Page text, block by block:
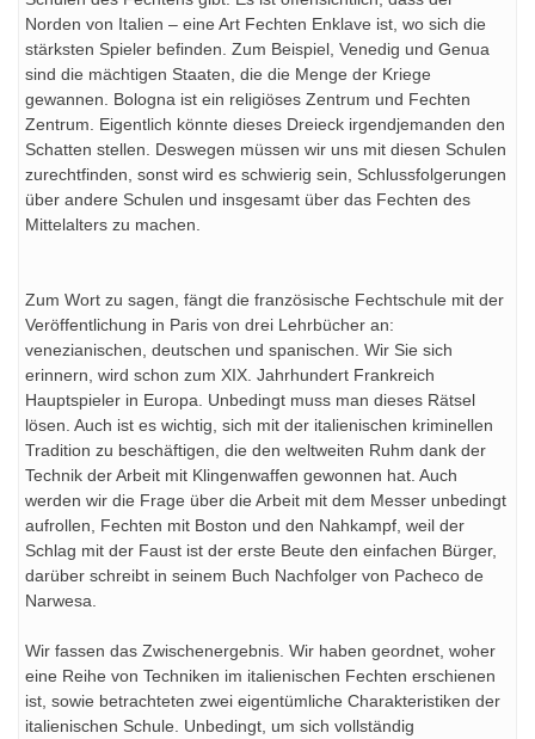
Norden von Italien – eine Art Fechten Enklave ist, wo sich die
stärksten Spieler befinden. Zum Beispiel, Venedig und Genua
sind die mächtigen Staaten, die die Menge der Kriege
gewannen. Bologna ist ein religiöses Zentrum und Fechten
Zentrum. Eigentlich könnte dieses Dreieck irgendjemanden den
Schatten stellen. Deswegen müssen wir uns mit diesen Schulen
zurechtfinden, sonst wird es schwierig sein, Schlussfolgerungen
über andere Schulen und insgesamt über das Fechten des
Mittelalters zu machen.
Zum Wort zu sagen, fängt die französische Fechtschule mit der
Veröffentlichung in Paris von drei Lehrbücher an:
venezianischen, deutschen und spanischen. Wir Sie sich
erinnern, wird schon zum XIX. Jahrhundert Frankreich
Hauptspieler in Europa. Unbedingt muss man dieses Rätsel
lösen. Auch ist es wichtig, sich mit der italienischen kriminellen
Tradition zu beschäftigen, die den weltweiten Ruhm dank der
Technik der Arbeit mit Klingenwaffen gewonnen hat. Auch
werden wir die Frage über die Arbeit mit dem Messer unbedingt
aufrollen, Fechten mit Boston und den Nahkampf, weil der
Schlag mit der Faust ist der erste Beute den einfachen Bürger,
darüber schreibt in seinem Buch Nachfolger von Pacheco de
Narwesa.
Wir fassen das Zwischenergebnis. Wir haben geordnet, woher
eine Reihe von Techniken im italienischen Fechten erschienen
ist, sowie betrachteten zwei eigentümliche Charakteristiken der
italienischen Schule. Unbedingt, um sich vollständig